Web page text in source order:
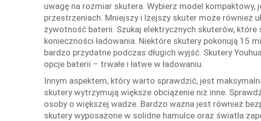
uwagę na rozmiar skutera. Wybierz model
przestrzeniach. Mniejszy i lżejszy skuter może również
żywotność baterii. Szukaj elektrycznych skuterów, które
konieczności ładowania. Niektóre skutery pokonują 15
bardzo przydatne podczas długich wyjść. Skutery
opcje baterii – trwałe i łatwe w ładowaniu.
Innym aspektem, który warto sprawdzić, jest
skutery wytrzymują większe obciążenie niż inne.
osoby o większej wadze. Bardzo ważna jest również
skutery wyposażone w solidne hamulce oraz światła